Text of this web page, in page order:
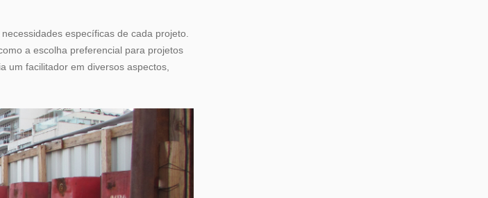
específicas de cada projeto.
a escolha preferencial para projetos
um facilitador em diversos aspectos,